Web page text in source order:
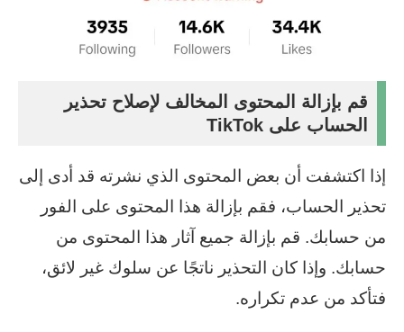
قم بإزالة المحتوى المخالف لإصلاح تحذير
الحساب على TikTok
إذا اكتشفت أن بعض المحتوى الذي نشرته قد أدى إلى
تحذير الحساب، فقم بإزالة هذا المحتوى على الفور
من حسابك. قم بإزالة جميع آثار هذا المحتوى من
حسابك. وإذا كان التحذير ناتجًا عن سلوك غير لائق،
فتأكد من عدم تكراره.